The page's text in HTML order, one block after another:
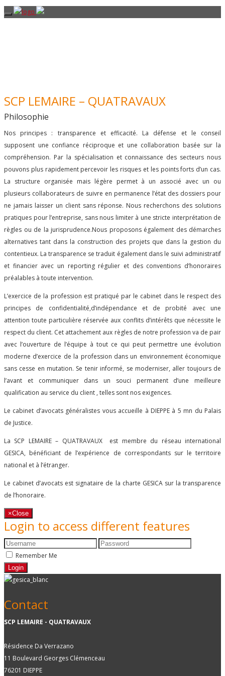
SCP LEMAIRE – QUATRAVAUX
Philosophie
Nos principes : transparence et efficacité. La défense et le conseil
supposent une confiance réciproque et une collaboration basée sur la
compréhension. Par la spécialisation et connaissance des secteurs nous
pouvons plus rapidement percevoir les risques et les points forts d’un cas.
La structure organisée mais légère permet à un associé avec un ou
plusieurs collaborateurs de suivre en permanence l’état des dossiers pour
ne jamais laisser un client sans réponse. Nous recherchons des solutions
pratiques pour l’entreprise, sans nous limiter à une stricte interprétation de
règles ou de la jurisprudence.Nous proposons également des démarches
alternatives tant dans la construction des projets que dans la gestion du
contentieux. La transparence se traduit également dans le suivi administratif
et financier avec un reporting régulier et des conventions d’honoraires
préalables à toute intervention.
L’exercice de la profession est pratiqué par le cabinet dans le respect des
principes de confidentialité,d’indépendance et de probité avec une
attention toute particulière réservée aux conflits d’intérêts que nécessite le
respect du client. Cet attachement aux règles de notre profession va de pair
avec l’ouverture de l’équipe à tout ce qui peut permettre une évolution
moderne d’exercice de la profession dans un environnement économique
sans cesse en mutation. Se tenir informé, se moderniser, aller toujours de
l’avant et communiquer dans un souci permanent d’une meilleure
qualification au service du client , telles sont nos exigences.
Le cabinet d’avocats généralistes vous accueille à DIEPPE à 5 mn du Palais
de Justice.
La SCP LEMAIRE – QUATRAVAUX est membre du réseau international
GESICA, bénéficiant de l’expérience de correspondants sur le territoire
national et à l’étranger.
Le cabinet d’avocats est signataire de la charte GESICA sur la transparence
de l’honoraire.
×Close
Login to access different features
Remember Me
Contact
SCP LEMAIRE - QUATRAVAUX
Résidence Da Verrazano
11 Boulevard Georges Clémenceau
76201 DIEPPE